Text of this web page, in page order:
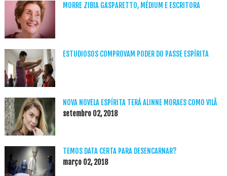
MORRE ZIBIA GASPARETTO, MÉDIUM E ESCRITORA
ESTUDIOSOS COMPROVAM PODER DO PASSE ESPÍRITA
NOVA NOVELA ESPÍRITA TERÁ ALINNE MORAES COMO VILÃ
setembro 02, 2018
TEMOS DATA CERTA PARA DESENCARNAR?
março 02, 2018